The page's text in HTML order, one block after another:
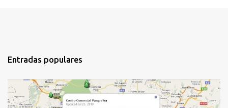
Entradas populares